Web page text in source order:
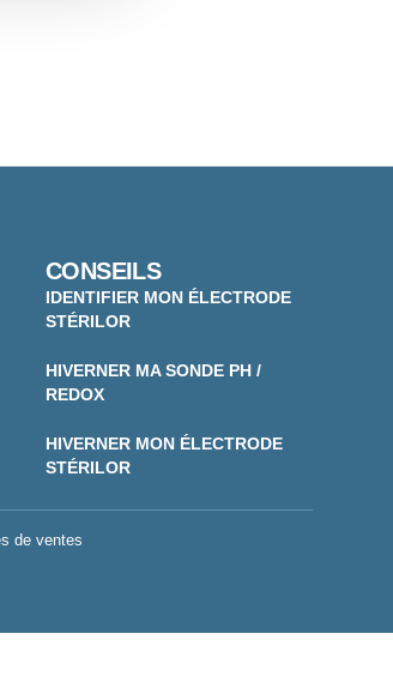
CONSEILS
IDENTIFIER MON ÉLECTRODE
STÉRILOR
HIVERNER MA SONDE PH /
REDOX
HIVERNER MON ÉLECTRODE
STÉRILOR
de ventes